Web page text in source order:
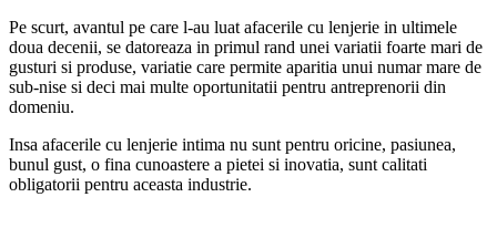
Pe scurt, avantul pe care l-au luat afacerile cu lenjerie in ultimele
doua decenii, se datoreaza in primul rand unei variatii foarte mari de
gusturi si produse, variatie care permite aparitia unui numar mare de
sub-nise si deci mai multe oportunitatii pentru antreprenorii din
domeniu.
Insa afacerile cu lenjerie intima nu sunt pentru oricine, pasiunea,
bunul gust, o fina cunoastere a pietei si inovatia, sunt calitati
obligatorii pentru aceasta industrie.